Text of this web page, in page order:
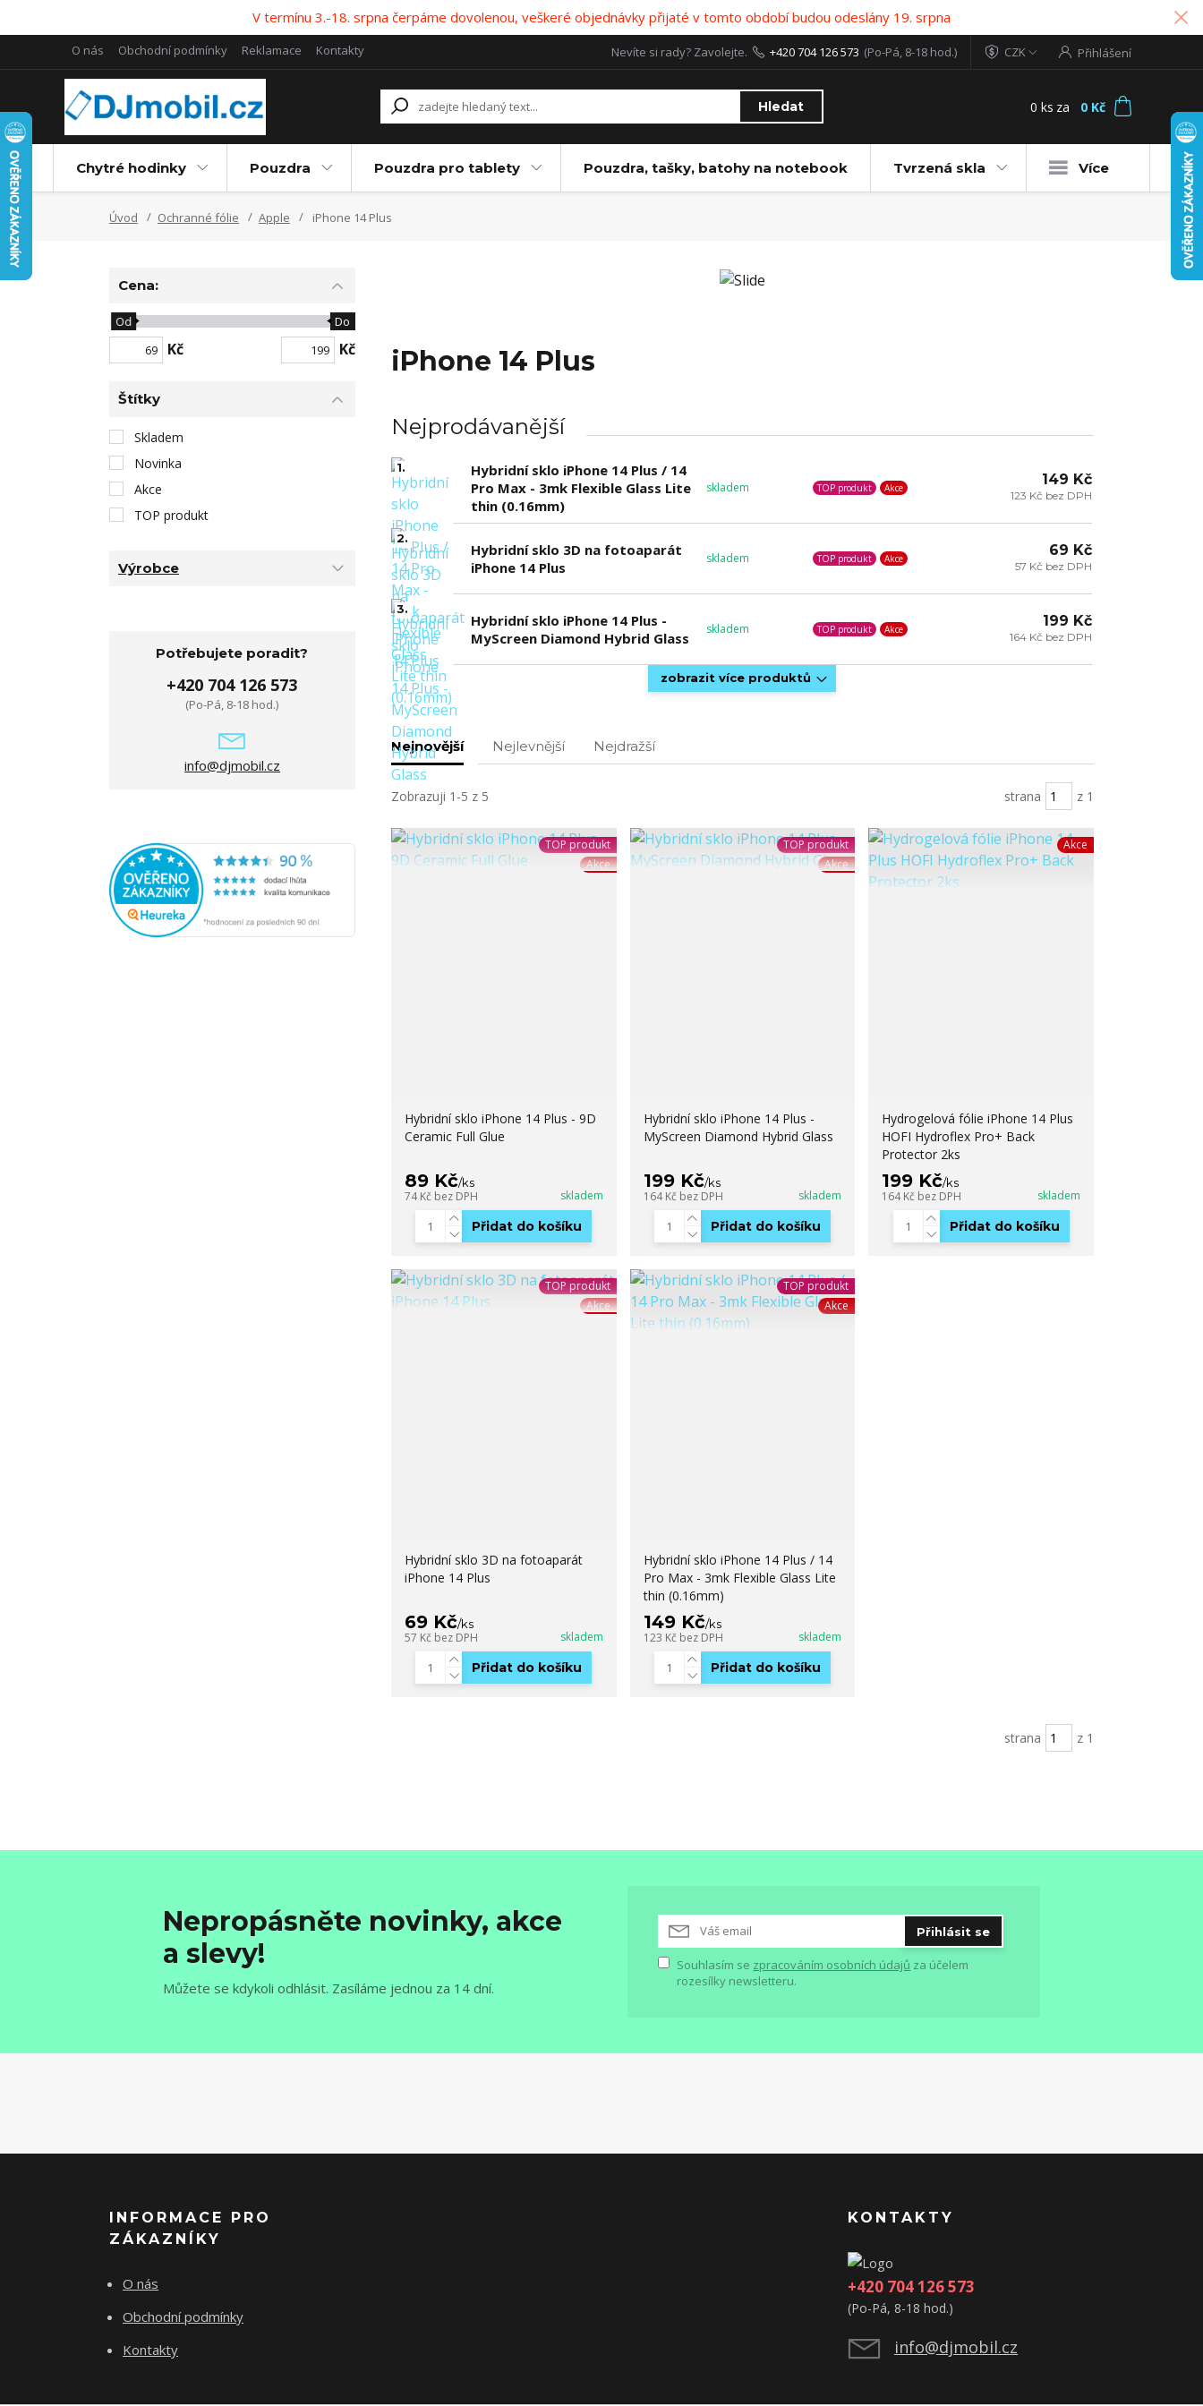
V termínu 3.-18. srpna čerpáme dovolenou, veškeré objednávky přijaté v tomto období budou odeslány 19. srpna
O nás Obchodní podmínky Reklamace Kontakty CZK Přihlášení
Hledat
Nevíte si rady? Zavolejte. +420 704 126 573 (Po-Pá, 8-18 hod.)
0 ks za 0 Kč
Chytré hodinky Pouzdra Pouzdra pro tablety Pouzdra, tašky, batohy na notebook Tvrzená skla Více
Úvod Ochranné fólie Apple iPhone 14 Plus
iPhone 14 Plus
Nejprodávanější
1.
Hybridní sklo iPhone 14 Plus / 14
Pro Max - 3mk Flexible Glass Lite
thin (0.16mm)
skladem TOP produkt Akce 149 Kč
123 Kč bez DPH
2.
Hybridní sklo 3D na fotoaparát
iPhone 14 Plus
skladem TOP produkt Akce 69 Kč
57 Kč bez DPH
3.
Hybridní sklo iPhone 14 Plus -
MyScreen Diamond Hybrid Glass
skladem TOP produkt Akce 199 Kč
164 Kč bez DPH
zobrazit více produktů
Nejnovější Nejlevnější Nejdražší
Zobrazuji 1-5 z 5 strana z 1
TOP produkt
Akce
Hybridní sklo iPhone 14 Plus - 9D
Ceramic Full Glue
89 Kč/ks
74 Kč bez DPH skladem
Přidat do košíku
TOP produkt
Akce
Hybridní sklo iPhone 14 Plus -
MyScreen Diamond Hybrid Glass
199 Kč/ks
164 Kč bez DPH skladem
Přidat do košíku
Akce
Hydrogelová fólie iPhone 14 Plus
HOFI Hydroflex Pro+ Back
Protector 2ks
199 Kč/ks
164 Kč bez DPH skladem
Přidat do košíku
TOP produkt
Akce
Hybridní sklo 3D na fotoaparát
iPhone 14 Plus
69 Kč/ks
57 Kč bez DPH skladem
Přidat do košíku
TOP produkt
Akce
Hybridní sklo iPhone 14 Plus / 14
Pro Max - 3mk Flexible Glass Lite
thin (0.16mm)
149 Kč/ks
123 Kč bez DPH skladem
Přidat do košíku
strana z 1
Cena:
Kč
Od Do
Kč
Štítky
Skladem
Novinka
Akce
TOP produkt
Výrobce
Potřebujete poradit?
+420 704 126 573
(Po-Pá, 8-18 hod.)
info@djmobil.cz
Nepropásněte novinky, akce
a slevy!
Můžete se kdykoli odhlásit. Zasíláme jednou za 14 dní.
Přihlásit se
Souhlasím se zpracováním osobních údajů za účelem
rozesílky newsletteru.
INFORMACE PRO
ZÁKAZNÍKY
O nás
Obchodní podmínky
Kontakty
KONTAKTY
+420 704 126 573
(Po-Pá, 8-18 hod.)
info@djmobil.cz